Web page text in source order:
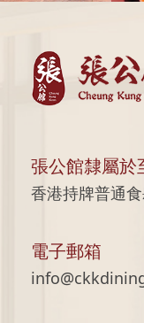
張公館隸屬於
香港持牌普通
電子郵箱